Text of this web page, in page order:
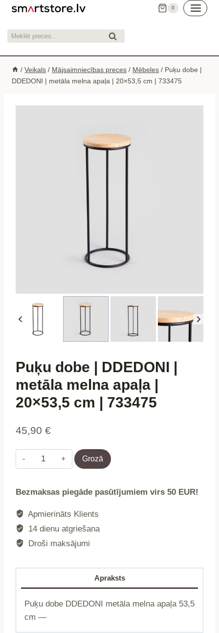
Skip
content
0
Meklēt: Meklēt
/ Veikals / Mājsaimniecības preces / Mēbeles / Puķu dobe |
DDEDONI | metāla melna apaļa | 20×53,5 cm | 733475
Puķu dobe | DDEDONI |
metāla melna apaļa |
20×53,5 cm | 733475
45,90 €
Puķu
dobe
DDEDONI
metāla
apaļa
cm
|
733475
Grozā
Bezmaksas piegāde pasūtījumiem virs 50 EUR!
Apmierināts Klients
14 dienu atgriešana
Droši maksājumi
Apraksts
Puķu dobe DDEDONI metāla melna apaļa 53,5
cm —